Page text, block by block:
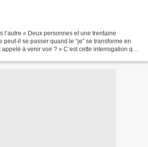
l’autre « Deux personnes et une trentaine
peut-il se passer quand le “je” se transforme en
appelé à venir voir ? » C’est cette interrogation que